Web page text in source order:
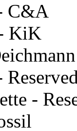
C&A
KiK
-